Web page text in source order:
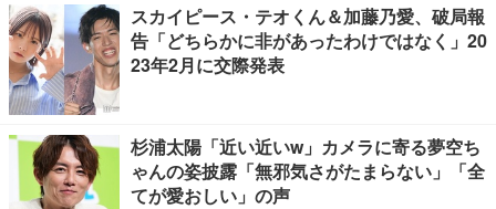
スカイピース・テオくん＆加藤乃愛、破局報
告「どちらかに非があったわけではなく」20
23年2月に交際発表
杉浦太陽「近い近いw」カメラに寄る夢空ち
ゃんの姿披露「無邪気さがたまらない」「全
てが愛おしい」の声